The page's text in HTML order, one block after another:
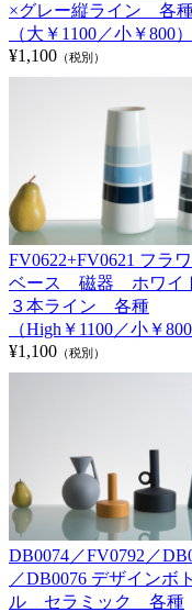
×グレー縦ライン 各
（大￥1100／小￥800）
¥1,100 （税別）
FV0622+FV0621 フラ
ベース 磁器 ホワ
３本ライン 各種
（High￥1100／小￥800
¥1,100 （税別）
DB0074／FV0792／
／DB0076 デザインボト
ル セラミック 各種